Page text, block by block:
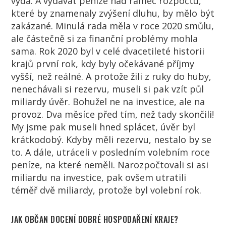
které by znamenaly zvýšení dluhu, by mělo být
zakázané. Minulá rada měla v roce 2020 smůlu,
ale částečně si za finanční problémy mohla
sama. Rok 2020 byl v celé dvacetileté historii
krajů první rok, kdy byly očekávané příjmy
vyšší, než reálné. A protože žili z ruky do huby,
nenechávali si rezervu, museli si pak vzít půl
miliardy úvěr. Bohužel ne na investice, ale na
provoz. Dva měsíce před tím, než tady skončili!
My jsme pak museli hned splácet, úvěr byl
krátkodobý. Kdyby měli rezervu, nestalo by se
to. A dále, utráceli v posledním volebním roce
peníze, na které neměli. Narozpočtovali si asi
miliardu na investice, pak ovšem utratili
téměř dvě miliardy, protože byl volební rok.
JAK OBČAN DOCENÍ DOBRÉ HOSPODAŘENÍ KRAJE?